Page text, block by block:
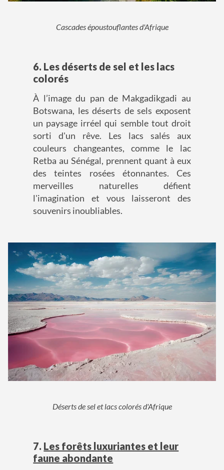
Cascades époustouflantes d'Afrique
6. Les déserts de sel et les lacs
colorés
À l’image du pan de Makgadikgadi au
Botswana, les déserts de sels exposent
un paysage irréel qui semble tout droit
sorti d'un rêve. Les lacs salés aux
couleurs changeantes, comme le lac
Retba au Sénégal, prennent quant à eux
des teintes rosées étonnantes. Ces
merveilles naturelles défient
l'imagination et vous laisseront des
souvenirs inoubliables.
Déserts de sel et lacs colorés d'Afrique
7. Les forêts luxuriantes et leur
faune abondante